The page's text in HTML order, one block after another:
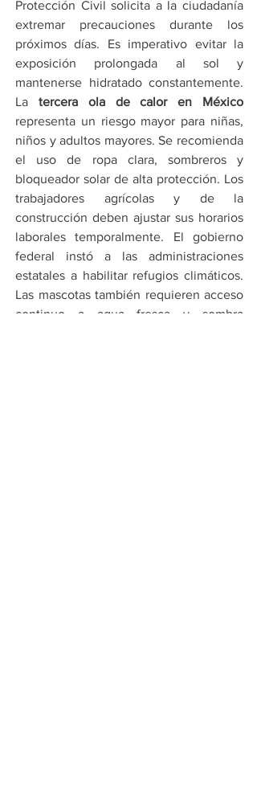
Protección Civil solicita a la ciudadanía
extremar precauciones durante los
próximos días. Es imperativo evitar la
exposición prolongada al sol y
mantenerse hidratado constantemente.
La tercera ola de calor en México
representa un riesgo mayor para niñas,
niños y adultos mayores. Se recomienda
el uso de ropa clara, sombreros y
bloqueador solar de alta protección. Los
trabajadores agrícolas y de la
construcción deben ajustar sus horarios
laborales temporalmente. El gobierno
federal instó a las administraciones
estatales a habilitar refugios climáticos.
Las mascotas también requieren acceso
continuo a agua fresca y sombra